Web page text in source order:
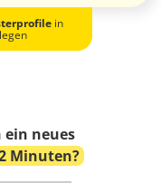
in
neues
Minuten?